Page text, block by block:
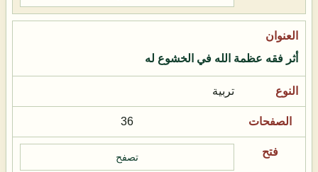
أثر فقه عظمة الله في الخشوع له
تربية
36
تصفح